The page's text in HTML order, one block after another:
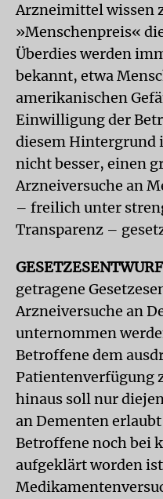
Arzneimittel wissen
»Menschenpreis«
Überdies werden
bekannt, etwa
amerikanischen
Einwilligung der
diesem Hintergrund
nicht besser, einen
Arzneiversuche an
– freilich unter
Transparenz –
GESETZESENTWURF
getragene
Arzneiversuche an
unternommen
Betroffene dem
Patientenverfügung
hinaus soll nur
an Dementen
Betroffene noch bei
aufgeklärt worden